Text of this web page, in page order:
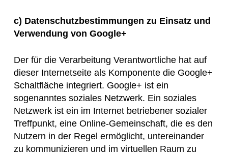
c) Datenschutzbestimmungen zu Einsatz und
Verwendung von Google+
Der für die Verarbeitung Verantwortliche hat auf
dieser Internetseite als Komponente die Google+
Schaltfläche integriert. Google+ ist ein
sogenanntes soziales Netzwerk. Ein soziales
Netzwerk ist ein im Internet betriebener sozialer
Treffpunkt, eine Online-Gemeinschaft, die es den
Nutzern in der Regel ermöglicht, untereinander
zu kommunizieren und im virtuellen Raum zu